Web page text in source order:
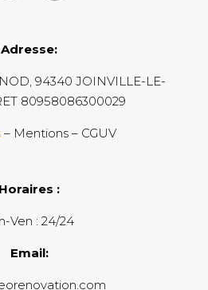
Adresse:
94340 JOINVILLE-LE-
80958086300029
– Mentions – CGUV
Horaires :
Ven : 24/24
Email: